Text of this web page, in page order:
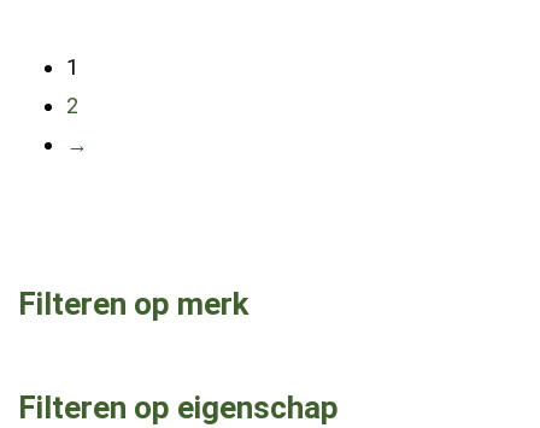
Filteren op merk
Filteren op eigenschap
1
2
→